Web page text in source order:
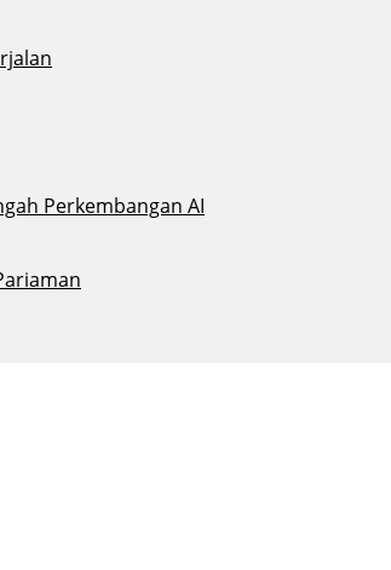
Perkembangan AI